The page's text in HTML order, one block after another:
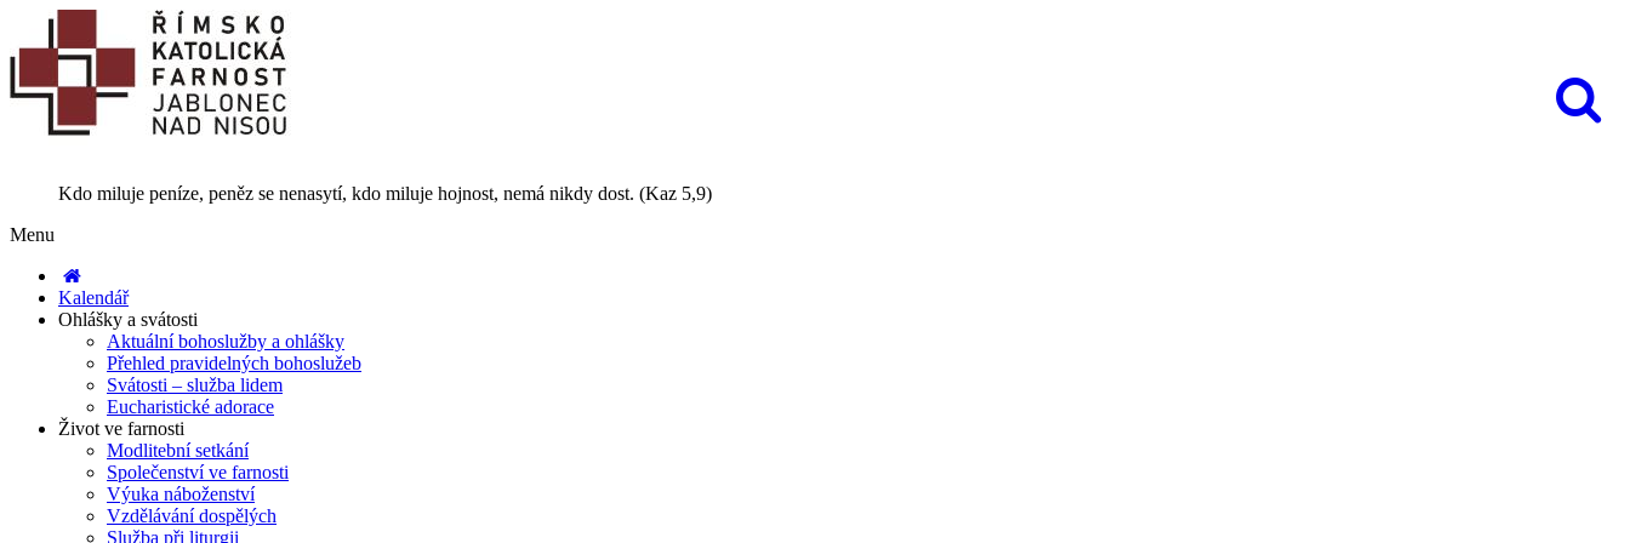
Kdo miluje peníze, peněz se nenasytí, kdo miluje hojnost, nemá nikdy dost. (Kaz 5,9)
Menu
Kalendář
Ohlášky a svátosti
Aktuální bohoslužby a ohlášky
Přehled pravidelných bohoslužeb
Svátosti – služba lidem
Eucharistické adorace
Život ve farnosti
Modlitební setkání
Společenství ve farnosti
Výuka náboženství
Vzdělávání dospělých
Služba při liturgii